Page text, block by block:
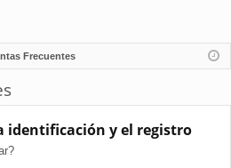
Frecuentes
identificación y el registro